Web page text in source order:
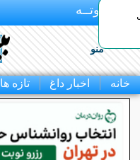
بـیتوتــه
منو
خانه اخبار داغ تازه ها